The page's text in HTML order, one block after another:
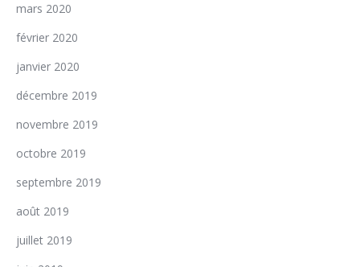
mars 2020
février 2020
janvier 2020
décembre 2019
novembre 2019
octobre 2019
septembre 2019
août 2019
juillet 2019